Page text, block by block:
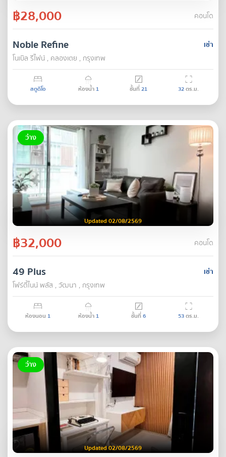
฿28,000 คอนโด
เช่า
Noble Refine
โนเบิล รีไฟน์ , คลองเตย , กรุงเทพ
สตูดิโอ ห้องน้ำ 1 ชั้นที่21 32ตร.ม.
ว่าง
Updated 02/08/2569
฿32,000 คอนโด
เช่า
49 Plus
โฟร์ตี้ไนน์ พลัส , วัฒนา , กรุงเทพ
ห้องนอน 1 ห้องน้ำ 1 ชั้นที่6 53ตร.ม.
ว่าง
Updated 02/08/2569